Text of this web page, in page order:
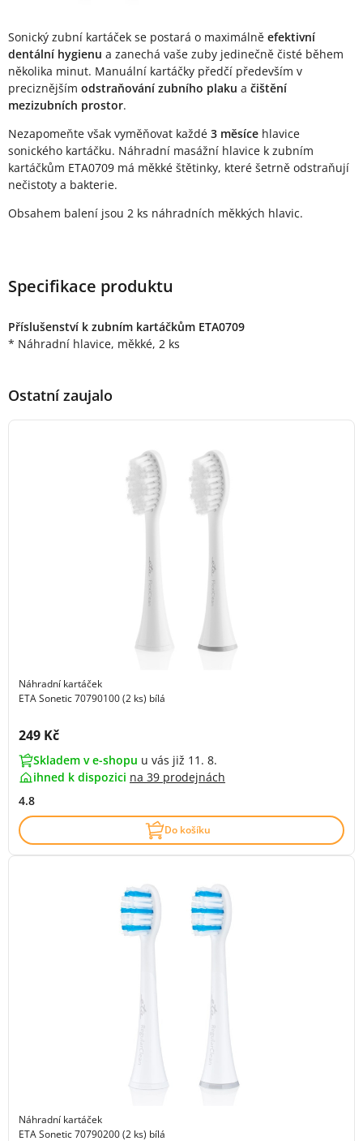
Sonický zubní kartáček se postará o maximálně efektivní
dentální hygienu a zanechá vaše zuby jedinečně čisté během
několika minut. Manuální kartáčky předčí především v
preciznějším odstraňování zubního plaku a čištění
mezizubních prostor.
Nezapomeňte však vyměňovat každé 3 měsíce hlavice
sonického kartáčku. Náhradní masážní hlavice k zubním
kartáčkům ETA0709 má měkké štětinky, které šetrně odstraňují
nečistoty a bakterie.
Obsahem balení jsou 2 ks náhradních měkkých hlavic.
Specifikace produktu
Příslušenství k zubním kartáčkům ETA0709
* Náhradní hlavice, měkké, 2 ks
Ostatní zaujalo
Náhradní kartáček
ETA Sonetic 70790100 (2 ks) bílá
Cena s DPH:
249 Kč
Skladem v e-shopu u vás již 11. 8.
ihned k dispozici na 39 prodejnách
4.8
Do košíku
Náhradní kartáček
ETA Sonetic 70790200 (2 ks) bílá